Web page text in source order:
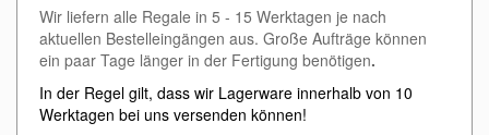
Wir liefern alle Regale in 5 - 15 Werktagen je nach
aktuellen Bestelleingängen aus. Große Aufträge können
ein paar Tage länger in der Fertigung benötigen.
In der Regel gilt, dass wir Lagerware innerhalb von 10
Werktagen bei uns versenden können!